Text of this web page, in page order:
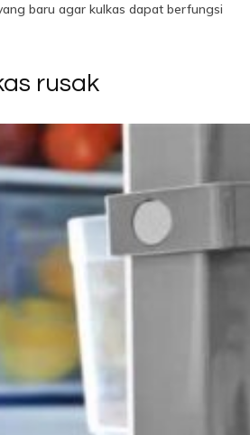
baru agar kulkas dapat berfungsi
rusak